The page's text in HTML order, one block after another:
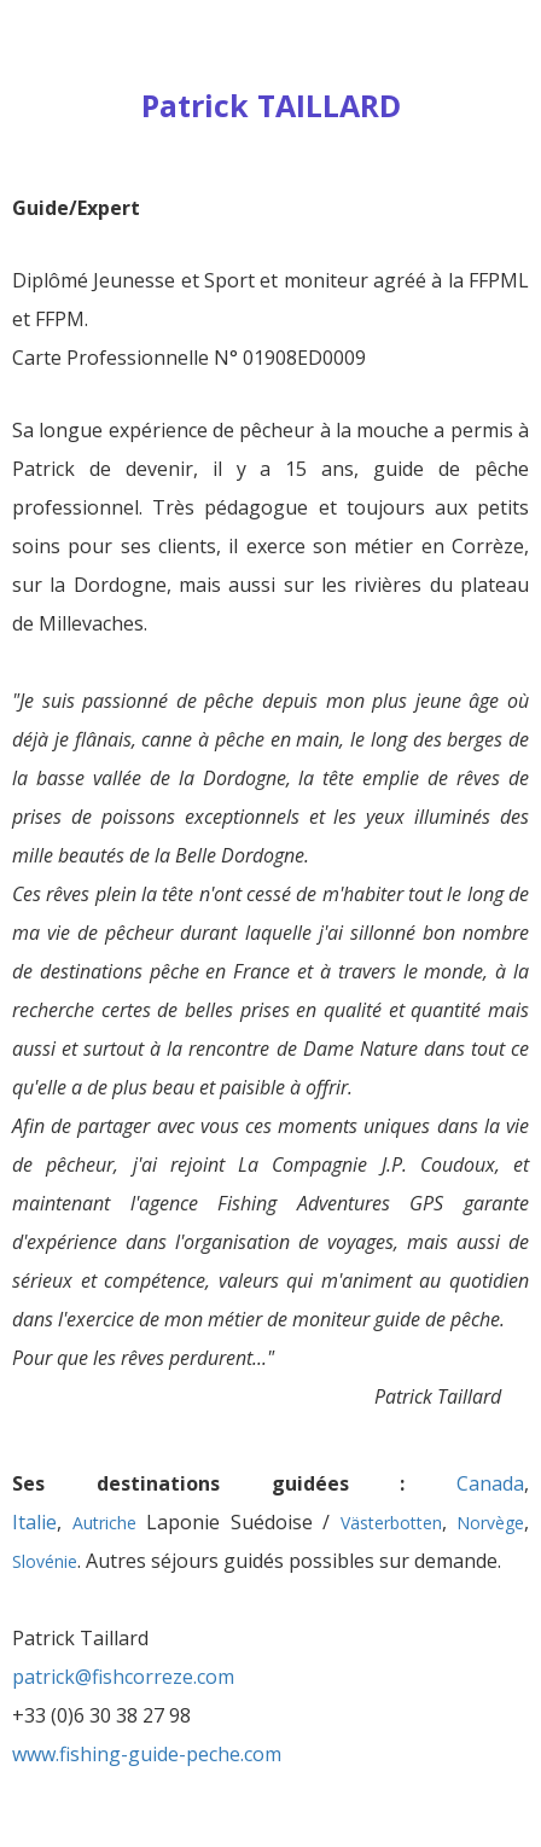
Patrick TAILLARD
Guide/Expert
Diplômé Jeunesse et Sport et moniteur agréé à la FFPML
et FFPM.
Carte Professionnelle N° 01908ED0009
Sa longue expérience de pêcheur à la mouche a permis à
Patrick de devenir, il y a 15 ans, guide de pêche
professionnel. Très pédagogue et toujours aux petits
soins pour ses clients, il exerce son métier en Corrèze,
sur la Dordogne, mais aussi sur les rivières du plateau
de Millevaches.
"Je suis passionné de pêche depuis mon plus jeune âge où
déjà je flânais, canne à pêche en main, le long des berges de
la basse vallée de la Dordogne, la tête emplie de rêves de
prises de poissons exceptionnels et les yeux illuminés des
mille beautés de la Belle Dordogne.
Ces rêves plein la tête n'ont cessé de m'habiter tout le long de
ma vie de pêcheur durant laquelle j'ai sillonné bon nombre
de destinations pêche en France et à travers le monde, à la
recherche certes de belles prises en qualité et quantité mais
aussi et surtout à la rencontre de Dame Nature dans tout ce
qu'elle a de plus beau et paisible à offrir.
Afin de partager avec vous ces moments uniques dans la vie
de pêcheur, j'ai rejoint La Compagnie J.P. Coudoux, et
maintenant l'agence Fishing Adventures GPS garante
d'expérience dans l'organisation de voyages, mais aussi de
sérieux et compétence, valeurs qui m'animent au quotidien
dans l'exercice de mon métier de moniteur guide de pêche.
Pour que les rêves perdurent..."
Patrick Taillard
Ses destinations guidées : Canada,
Italie, Autriche Laponie Suédoise / Västerbotten, Norvège,
Slovénie. Autres séjours guidés possibles sur demande.
Patrick Taillard
patrick@fishcorreze.com
+33 (0)6 30 38 27 98
www.fishing-guide-peche.com